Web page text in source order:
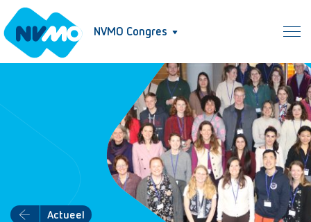
NVMO Congres
Actueel